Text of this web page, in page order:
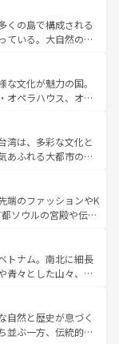
。 なお、新
参照してほしい。
グ、エンターテイ
だ。一方、アメリカ
ャニオンやイエロー
が融合した独特の
で異なる魅力を楽
を感じることができ
い。
くの島で構成される
ている。大自然の神
地といえばオアフ
島やカウアイ島が
海をはじめ、豊かな
てくれるハワイの
イアンミュージッ
がハワイの魅力を彩
文化が魅力の国。
オペラハウス、オー
ル（エアーズロッ
アンズの熱帯雨林な
ェやワイン、オージ
サーフィンやダイ
好きにはたまらな
分に味わいつくそ
湾は、多彩な文化と
あふれる大都市の台
など、都市の喧騒
る人に新しい発見と
い台湾の食文化も魅
エティ豊かな料理
コンテンツ一覧を参
端のファッションやK
ソウルの宮殿や伝統
美を楽しむことが
のストリートフード
る。夜には、韓国な
力を心ゆくまで味
の韓国情報はコンテンツ一
トナム。南北に細長
青々とした山々、世
の古い町並みやホ
も、独特の雰囲気を
豊かさとおいしさで
自然と歴史が息づく
並ぶ一方、伝統的な